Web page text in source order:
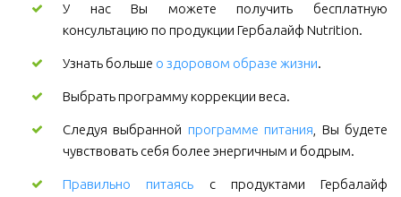
У нас Вы можете получить бесплатную
консультацию по продукции Гербалайф Nutrition.
Узнать больше о здоровом образе жизни.
Выбрать программу коррекции веса.
Следуя выбранной программе питания , Вы будете
чувствовать себя более энергичным и бодрым.
Правильно питаясь с продуктами Гербалайф